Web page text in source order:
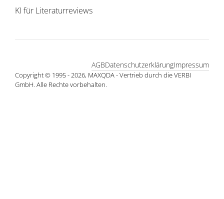
KI für Literaturreviews
Copyright © 1995 - 2026, MAXQDA - Vertrieb durch die VERBI
GmbH. Alle Rechte vorbehalten.
Impressum
Datenschutzerklärung
AGB